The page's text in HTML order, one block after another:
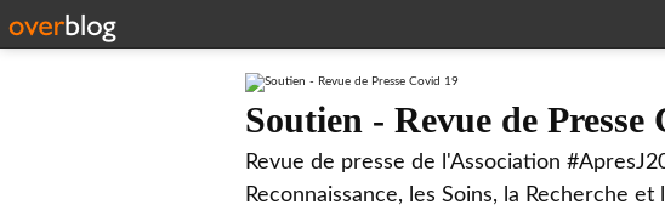
Soutien - Revue de Presse
Revue de presse de l'Association
Reconnaissance, les Soins, la Recherche